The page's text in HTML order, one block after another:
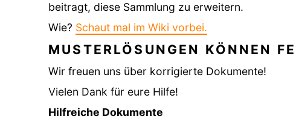
beitragt, diese Sammlung zu erweitern.
Wie? Schaut mal im Wiki vorbei.
MUSTERLÖSUNGEN KÖNNEN
Wir freuen uns über korrigierte Dokumente!
Vielen Dank für eure Hilfe!
Hilfreiche Dokumente